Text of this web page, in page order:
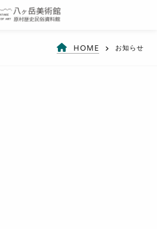
HOME お知らせ